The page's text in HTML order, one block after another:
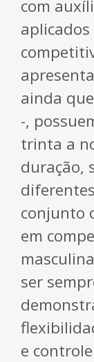
com
ainda
-,
trinta a
duração,
conjunto
em
ser
e